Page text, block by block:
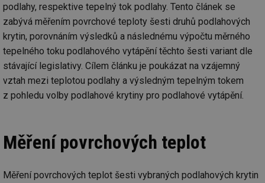
podlahy, respektive tepelný tok podlahy. Tento článek se
zabývá měřením povrchové teploty šesti druhů podlahových
krytin, porovnáním výsledků a následnému výpočtu měrného
tepelného toku podlahového vytápění těchto šesti variant dle
stávající legislativy. Cílem článku je poukázat na vzájemný
vztah mezi teplotou podlahy a výsledným tepelným tokem
z pohledu volby podlahové krytiny pro podlahové vytápění.
Měření povrchových teplot
Měření povrchových teplot šesti vybraných podlahových krytin